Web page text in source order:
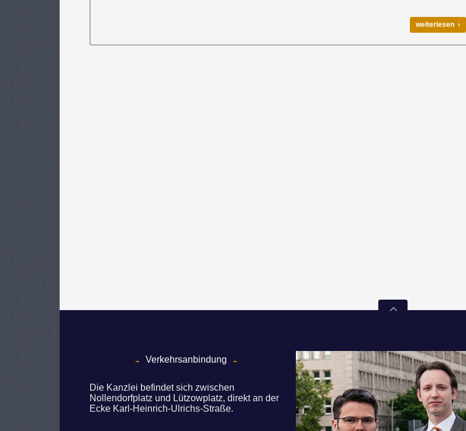
weiterlesen ›
Verkehrsanbindung
Die Kanzlei befindet sich zwischen
Nollendorfplatz und Lützowplatz, direkt an der
Ecke Karl-Heinrich-Ulrichs-Straße.